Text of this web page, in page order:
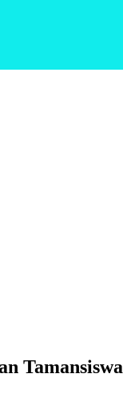
Tamansiswa